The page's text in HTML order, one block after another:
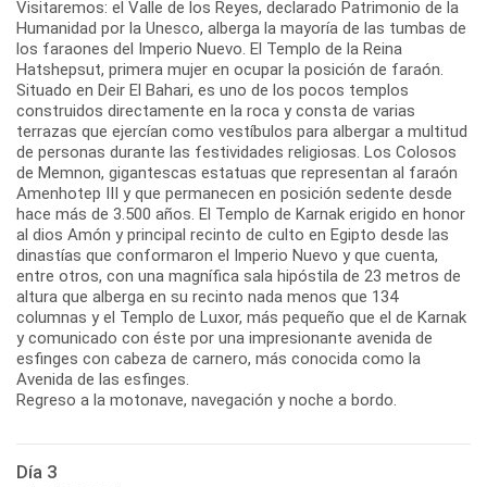
Visitaremos: el Valle de los Reyes, declarado Patrimonio de la
Humanidad por la Unesco, alberga la mayoría de las tumbas de
los faraones del Imperio Nuevo. El Templo de la Reina
Hatshepsut, primera mujer en ocupar la posición de faraón.
Situado en Deir El Bahari, es uno de los pocos templos
construidos directamente en la roca y consta de varias
terrazas que ejercían como vestíbulos para albergar a multitud
de personas durante las festividades religiosas. Los Colosos
de Memnon, gigantescas estatuas que representan al faraón
Amenhotep III y que permanecen en posición sedente desde
hace más de 3.500 años. El Templo de Karnak erigido en honor
al dios Amón y principal recinto de culto en Egipto desde las
dinastías que conformaron el Imperio Nuevo y que cuenta,
entre otros, con una magnífica sala hipóstila de 23 metros de
altura que alberga en su recinto nada menos que 134
columnas y el Templo de Luxor, más pequeño que el de Karnak
y comunicado con éste por una impresionante avenida de
esfinges con cabeza de carnero, más conocida como la
Avenida de las esfinges.
Regreso a la motonave, navegación y noche a bordo.
Día 3